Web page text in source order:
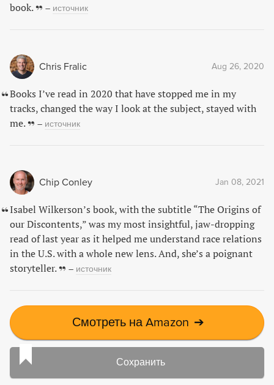
book.
– источник
Chris Fralic Aug 26, 2020
Books I’ve read in 2020 that have stopped me in my
tracks, changed the way I look at the subject, stayed with
me.
– источник
Chip Conley Jan 08, 2021
Isabel Wilkerson’s book, with the subtitle “The Origins of
our Discontents,” was my most insightful, jaw-dropping
read of last year as it helped me understand race relations
in the U.S. with a whole new lens. And, she’s a poignant
storyteller.
– источник
Смотреть на Amazon ➔
Сохранить